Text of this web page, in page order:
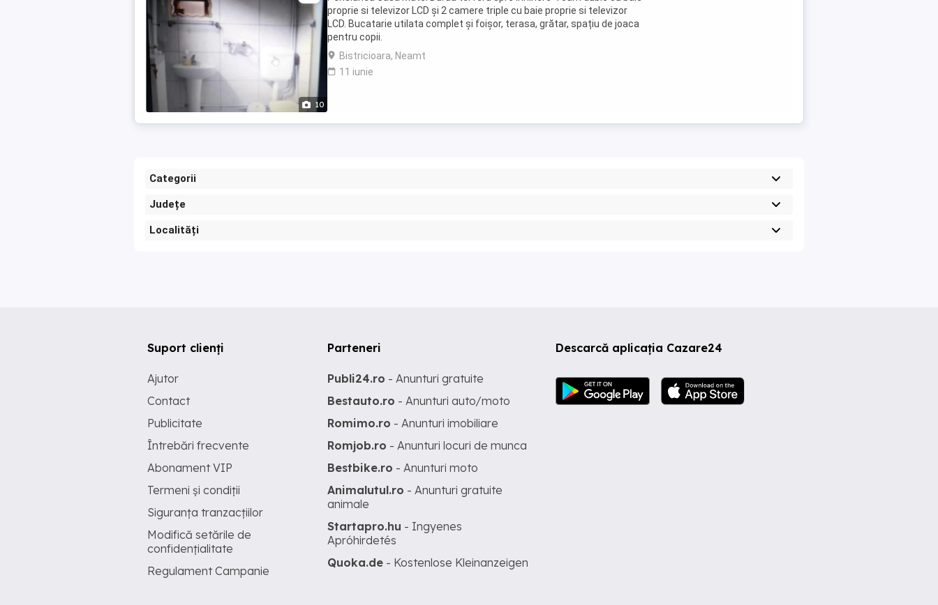
10
proprie si televizor LCD și 2 camere triple cu baie proprie si televizor
LCD. Bucatarie utilata complet și foișor, terasa, grătar, spațiu de joaca
pentru copii.
Bistricioara, Neamt
11 iunie
Categorii
Județe
Localități
Descarcă aplicația Cazare24
Suport clienți
Ajutor
Contact
Publicitate
Întrebări frecvente
Abonament VIP
Termeni și condiții
Siguranța tranzacțiilor
Modifică setările de
confidențialitate
Regulament Campanie
Parteneri
Publi24.ro - Anunturi gratuite
Bestauto.ro - Anunturi auto/moto
Romimo.ro - Anunturi imobiliare
Romjob.ro - Anunturi locuri de munca
Bestbike.ro - Anunturi moto
Animalutul.ro - Anunturi gratuite
animale
Startapro.hu - Ingyenes
Apróhirdetés
Quoka.de - Kostenlose Kleinanzeigen